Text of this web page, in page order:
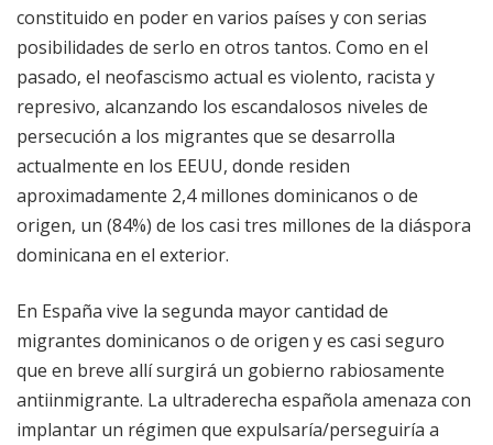
constituido en poder en varios países y con serias
posibilidades de serlo en otros tantos. Como en el
pasado, el neofascismo actual es violento, racista y
represivo, alcanzando los escandalosos niveles de
persecución a los migrantes que se desarrolla
actualmente en los EEUU, donde residen
aproximadamente 2,4 millones dominicanos o de
origen, un (84%) de los casi tres millones de la diáspora
dominicana en el exterior.
En España vive la segunda mayor cantidad de
migrantes dominicanos o de origen y es casi seguro
que en breve allí surgirá un gobierno rabiosamente
antiinmigrante. La ultraderecha española amenaza con
implantar un régimen que expulsaría/perseguiría a